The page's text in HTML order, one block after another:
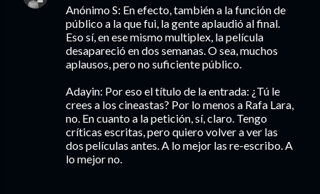
Anónimo S: En efecto, también a la función de
público a la que fui, la gente aplaudió al final.
Eso sí, en ese mismo multiplex, la película
desapareció en dos semanas. O sea, muchos
aplausos, pero no suficiente público.
Adayin: Por eso el título de la entrada: ¿Tú le
crees a los cineastas? Por lo menos a Rafa Lara,
no. En cuanto a la petición, sí, claro. Tengo
críticas escritas, pero quiero volver a ver las
dos películas antes. A lo mejor las re-escribo. A
lo mejor no.